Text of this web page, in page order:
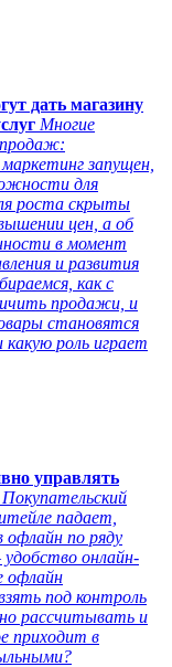
дать магазину
Многие
продаж:
запущен,
для
роста скрыты
цен, а об
в момент
и развития
как с
продажи, и
становятся
роль играет
управлять
Покупательский
падает,
офлайн по ряду
онлайн-
офлайн
под контроль
рассчитывать и
приходит в